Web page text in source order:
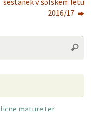
2016/17
mature ter